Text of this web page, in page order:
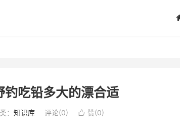
钓吃铅多大的漂合适
： 知识库 评论(0)  赞(0)